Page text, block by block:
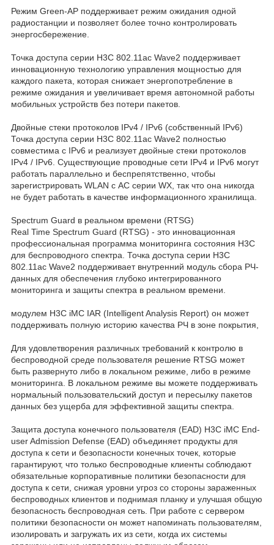
Режим Green-AP поддерживает режим ожидания одной
радиостанции и позволяет более точно контролировать
энергосбережение.
Точка доступа серии H3C 802.11ac Wave2 поддерживает
инновационную технологию управления мощностью для
каждого пакета, которая снижает энергопотребление в
режиме ожидания и увеличивает время автономной работы
мобильных устройств без потери пакетов.
Двойные стеки протоколов IPv4 / IPv6 (собственный IPv6)
Точка доступа серии H3C 802.11ac Wave2 полностью
совместима с IPv6 и реализует двойные стеки протоколов
IPv4 / IPv6. Существующие проводные сети IPv4 и IPv6 могут
работать параллельно и беспрепятственно, чтобы
зарегистрировать WLAN с AC серии WX, так что она никогда
не будет работать в качестве информационного хранилища.
Spectrum Guard в реальном времени (RTSG)
Real Time Spectrum Guard (RTSG) - это инновационная
профессиональная программа мониторинга состояния H3C
для беспроводного спектра. Точка доступа серии H3C
802.11ac Wave2 поддерживает внутренний модуль сбора РЧ-
данных для обеспечения глубоко интегрированного
мониторинга и защиты спектра в реальном времени.
модулем H3C iMC IAR (Intelligent Analysis Report) он может
поддерживать полную историю качества РЧ в зоне покрытия,
Для удовлетворения различных требований к контролю в
беспроводной среде пользователя решение RTSG может
быть развернуто либо в локальном режиме, либо в режиме
мониторинга. В локальном режиме вы можете поддерживать
нормальный пользовательский доступ и пересылку пакетов
данных без ущерба для эффективной защиты спектра.
Защита доступа конечного пользователя (EAD) H3C iMC End-
user Admission Defense (EAD) объединяет продукты для
доступа к сети и безопасности конечных точек, которые
гарантируют, что только беспроводные клиенты соблюдают
обязательные корпоративные политики безопасности для
доступа к сети, снижая уровни угроз со стороны зараженных
беспроводных клиентов и поднимая планку и улучшая общую
безопасность беспроводная сеть. При работе с сервером
политики безопасности он может напоминать пользователям,
изолировать и загружать их из сети, когда их системы